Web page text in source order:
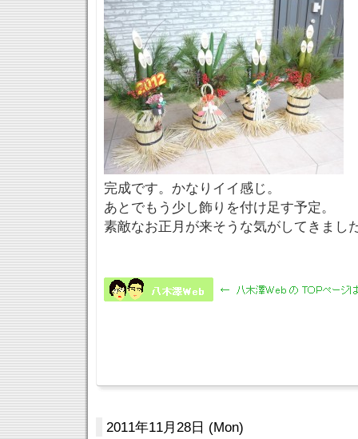
完成です。かなりイイ感じ。
あとでもう少し飾りを付け足す予定。
素敵なお正月が来そうな気がしてきまし
2011年11月28日 (Mon)